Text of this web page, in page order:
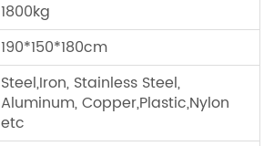
1800kg
190*150*180cm
Steel,Iron, Stainless Steel,
Aluminum, Copper,Plastic,Nylon
etc